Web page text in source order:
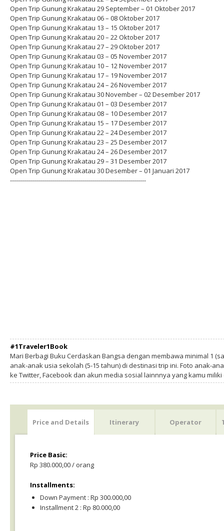
Open Trip Gunung Krakatau 29 September – 01 Oktober 2017
Open Trip Gunung Krakatau 06 – 08 Oktober 2017
Open Trip Gunung Krakatau 13 – 15 Oktober 2017
Open Trip Gunung Krakatau 20 – 22 Oktober 2017
Open Trip Gunung Krakatau 27 – 29 Oktober 2017
Open Trip Gunung Krakatau 03 – 05 November 2017
Open Trip Gunung Krakatau 10 – 12 November 2017
Open Trip Gunung Krakatau 17 – 19 November 2017
Open Trip Gunung Krakatau 24 – 26 November 2017
Open Trip Gunung Krakatau 30 November – 02 Desember 2017
Open Trip Gunung Krakatau 01 – 03 Desember 2017
Open Trip Gunung Krakatau 08 – 10 Desember 2017
Open Trip Gunung Krakatau 15 – 17 Desember 2017
Open Trip Gunung Krakatau 22 – 24 Desember 2017
Open Trip Gunung Krakatau 23 – 25 Desember 2017
Open Trip Gunung Krakatau 24 – 26 Desember 2017
Open Trip Gunung Krakatau 29 – 31 Desember 2017
Open Trip Gunung Krakatau 30 Desember – 01 Januari 2017
--------------------------------------------------------------------
#1Traveler1Book
Mari Berbagi Buku Cerdaskan Bangsa dengan membawa minimal 1
anak-anak usia sekolah (5-15 tahun) di destinasi trip ini. Foto anak-
ke Twitter, Facebook dan akun media sosial lainnnya yang kamu
Price and Details Itinerary Operator
Price Basic:
Rp 380.000,00 / orang
Installments:
Down Payment : Rp 300.000,00
Installment 2 : Rp 80.000,00